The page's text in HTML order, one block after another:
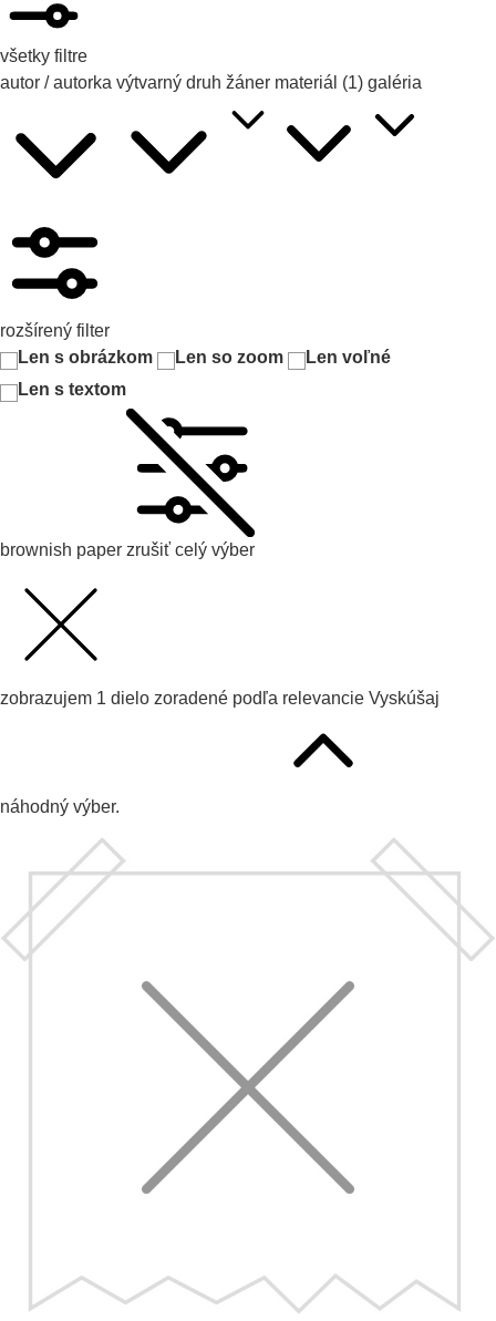
všetky filtre
autor / autorka výtvarný druh žáner materiál (1) galéria
rozšírený filter
Len s obrázkom
Len so zoom
Len voľné
Len s textom
brownish paper zrušiť celý výber
zobrazujem 1 dielo zoradené podľa relevancie Vyskúšaj
náhodný výber.